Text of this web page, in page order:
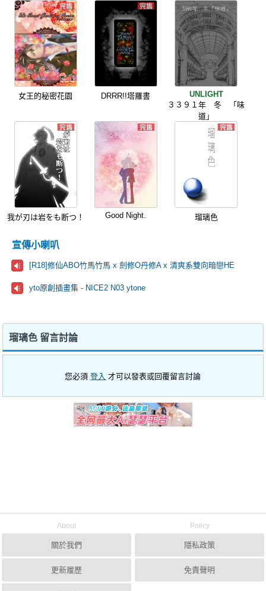
女王的秘密花園 DRRR!!塔羅書
UNLIGHT
３３９１年 冬 「味
道」
我が刃は岩をも断つ！ Good Night. 瑠璃色
宣傳小喇叭
[R18]修仙ABO竹馬竹馬 x 劍修O丹修A x 清爽系雙向暗戀HE
yto原創插畫集 - NICE2 N03 ytone
瑠璃色 留言討論
您必須登入 才可以發表或回覆留言討論
About
關於我們
更新履歷
Policy
隱私政策
免責聲明